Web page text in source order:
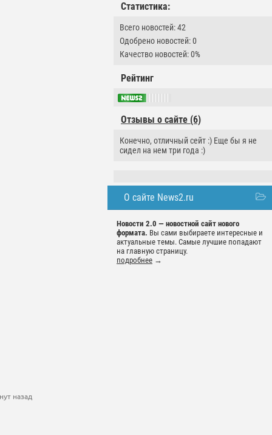
Статистика:
Всего новостей: 42
Одобрено новостей: 0
Качество новостей: 0%
Рейтинг
Отзывы о сайте (6)
Конечно, отличный сейт :) Еще бы я не
сидел на нем три года :)
О сайте News2.ru
Новости 2.0 — новостной сайт нового
формата. Вы сами выбираете интересные и
актуальные темы. Самые лучшие попадают
на главную страницу.
подробнее →
назад